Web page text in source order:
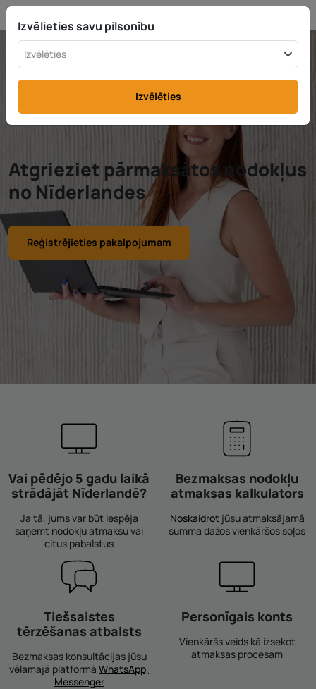
Atgrieziet pārmaksātos nodokļus
no Nīderlandes
Reģistrējieties pakalpojumam
Vai pēdējo 5 gadu laikā
strādājāt Nīderlandē?
Ja tā, jums var būt iespēja
saņemt nodokļu atmaksu vai
citus pabalstus
Bezmaksas nodokļu
atmaksas kalkulators
Noskaidrotjūsu atmaksājamā
summa dažos vienkāršos soļos
Tiešsaistes
tērzēšanas atbalsts
Bezmaksas konsultācijas jūsu
vēlamajā platformā WhatsApp,
Messenger
Personīgais konts
Vienkāršs veids kā izsekot
atmaksas procesam
Izvēlieties savu pilsonību
Izvēlēties
Izvēlēties